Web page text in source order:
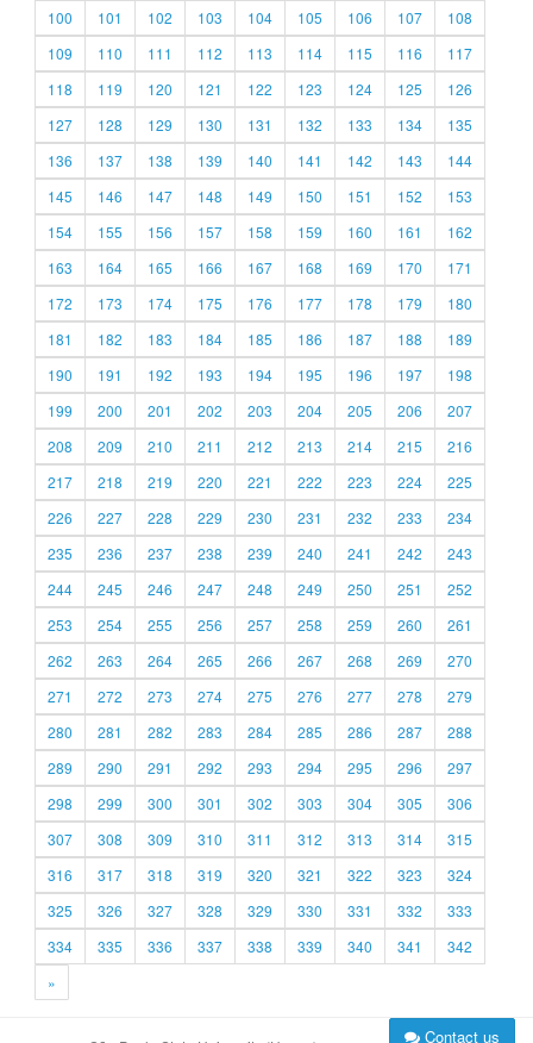
100
101 102 103 104 105 106 107
108
109
110 111 112 113 114 115 116
117
118
119 120 121 122 123 124 125
126
127
128 129 130 131 132 133 134
135
136
137 138 139 140 141 142 143
144
145
146 147 148 149 150 151 152
153
154
155 156 157 158 159 160 161
162
163
164 165 166 167 168 169 170
171
172
173 174 175 176 177 178 179
180
181
182 183 184 185 186 187 188
189
190
191 192 193 194 195 196 197
198
199
200 201 202 203 204 205 206
207
208
209 210 211 212 213 214 215
216
217
218 219 220 221 222 223 224
225
226
227 228 229 230 231 232 233
234
235
236 237 238 239 240 241 242
243
244
245 246 247 248 249 250 251
252
253
254 255 256 257 258 259 260
261
262
263 264 265 266 267 268 269
270
271
272 273 274 275 276 277 278
279
280
281 282 283 284 285 286 287
288
289
290 291 292 293 294 295 296
297
298
299 300 301 302 303 304 305
306
307
308 309 310 311 312 313 314
315
316
317 318 319 320 321 322 323
324
325
326 327 328 329 330 331 332
333
334
335 336 337 338 339 340 341
342
»
Contact us